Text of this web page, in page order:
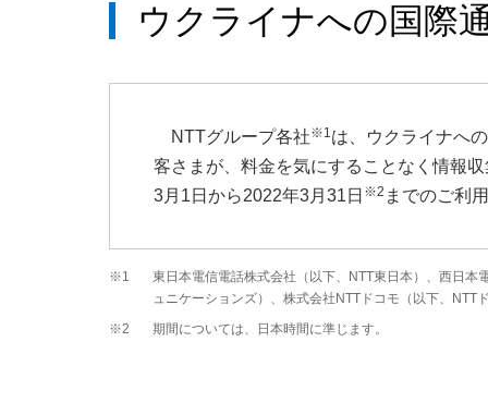
ウクライナへの国際
NTTグループ各社※1は、ウクライナへ
客さまが、料金を気にすることなく情報
3月1日から2022年3月31日 ※2 までのご利
※1
東日本電信電話株式会社（以下、NTT東日本）、西日
ュニケーションズ）、株式会社NTTドコモ（以下、NTT
※2
期間については、日本時間に準じます。